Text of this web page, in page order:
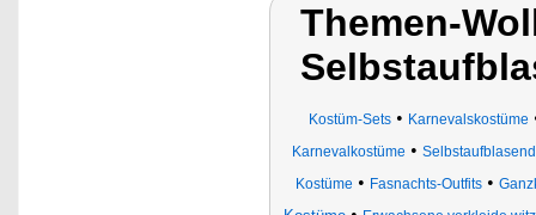
Themen-
Kostüm-Sets• Karnevalskostüme
Karnevalkostüme •
Kostüme • Fasnachts-Outfits•